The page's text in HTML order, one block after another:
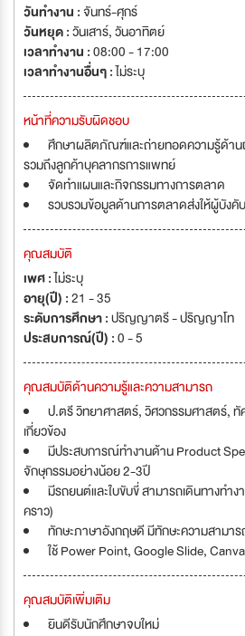
วันทำงาน :จันทร์-ศุกร์
วันหยุด :วันเสาร์,วันอาทิตย์
เวลาทำงาน :08:00 - 17:00
เวลาทำงานอื่นๆ :ไม่ระบุ
หน้าที่ความรับผิดชอบ
ศึกษาผลิตภัณฑ์และถ่ายทอดความรู้ด้า
รวมถึงลูกค้าบุคลากรการแพทย์
จัดทำแผนและกิจกรรมทางการตลาด
รวบรวมข้อมูลด้านการตลาดส่งให้ผู้บัง
คุณสมบัติ
เพศ :ไม่ระบุ
อายุ(ปี) :21 - 35
ระดับการศึกษา :ปริญญาตรี - ปริญญาโท
ประสบการณ์(ปี) :0 - 5
คุณสมบัติด้านความรู้และความสามารถ
ป.ตรี วิทยาศาสตร์, วิศวกรรมศาสตร์,
เกี่ยวข้อง
มีประสบการณ์ทำงานด้าน Product
จักษุกรรมอย่างน้อย 2-3ปี
มีรถยนต์และใบขับขี่ สามารถเดินทางทำง
คราว)
ทักษะภาษาอังกฤษดี มีทักษะความสามา
ใช้ Power Point, Google Slide,
คุณสมบัติเพิ่มเติม
ยินดีรับนักศึกษาจบใหม่